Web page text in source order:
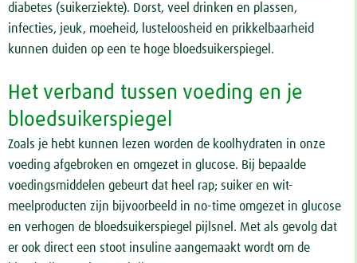
diabetes (suikerziekte). Dorst, veel drinken en plassen,
infecties, jeuk, moeheid, lusteloosheid en prikkelbaarheid
kunnen duiden op een te hoge bloedsuikerspiegel.
Het verband tussen voeding en je
bloedsuikerspiegel
Zoals je hebt kunnen lezen worden de koolhydraten in onze
voeding afgebroken en omgezet in glucose. Bij bepaalde
voedingsmiddelen gebeurt dat heel rap; suiker en wit-
meelproducten zijn bijvoorbeeld in no-time omgezet in glucose
en verhogen de bloedsuikerspiegel pijlsnel. Met als gevolg dat
er ook direct een stoot insuline aangemaakt wordt om de